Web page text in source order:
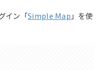
イン「Simple Map 」を使